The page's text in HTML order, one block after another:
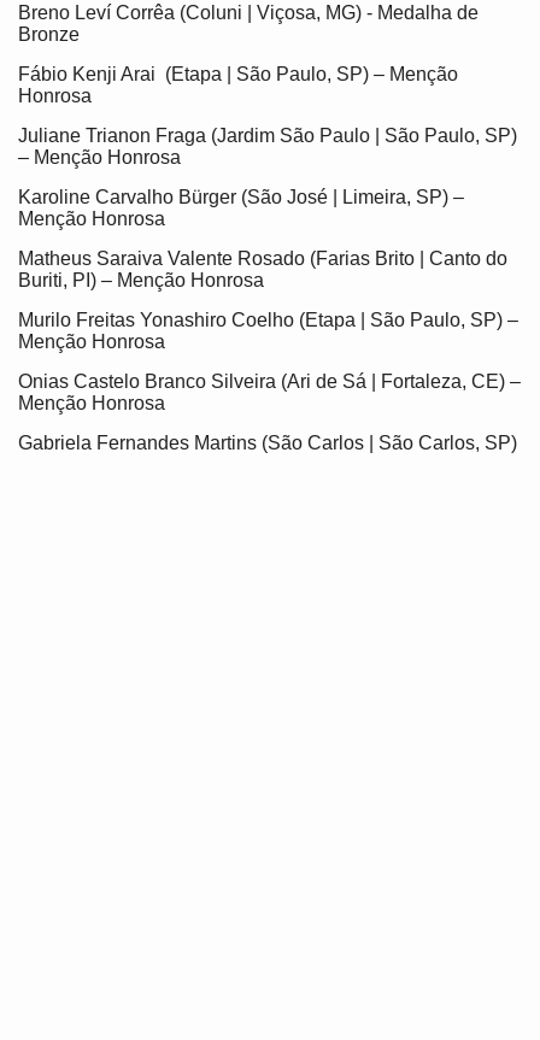
Breno Leví Corrêa (Coluni | Viçosa, MG) - Medalha de
Bronze
Fábio Kenji Arai (Etapa | São Paulo, SP) – Menção
Honrosa
Juliane Trianon Fraga (Jardim São Paulo | São Paulo, SP)
– Menção Honrosa
Karoline Carvalho Bürger (São José | Limeira, SP) –
Menção Honrosa
Matheus Saraiva Valente Rosado (Farias Brito | Canto do
Buriti, PI) – Menção Honrosa
Murilo Freitas Yonashiro Coelho (Etapa | São Paulo, SP) –
Menção Honrosa
Onias Castelo Branco Silveira (Ari de Sá | Fortaleza, CE) –
Menção Honrosa
Gabriela Fernandes Martins (São Carlos | São Carlos, SP)